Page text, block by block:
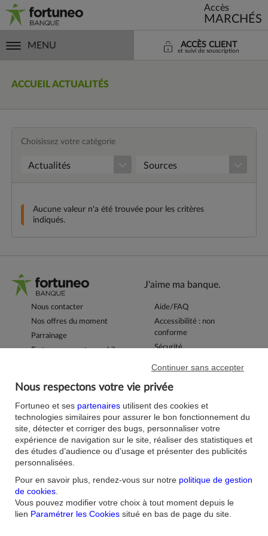
Accès
MARCHÉS
MENU ACCÈS CLIENT
et suivi de souscription
ACCUEIL ACTUALITÉS
Choisissez votre catégorie
Aucune valeur n'a été trouvée pour les critères
indiqués.
J'aime ma banque.
Nous contacter
Nos offres du moment
Parrainage
Fortuneo sur votre mobile
Blog
Recrutement
Conditions Générales
Glossaire -Banque au
quotidien
Aide/FAQ
Accessibilité : non
conforme
Sécurité
Mentions légales
Réglementations
Plan du site
Conditions Tarifaires
Politique de
Politique Cookies
Nous respectons votre vie privée
Fortuneo et ses partenaires utilisent des cookies et
technologies similaires pour assurer le bon fonctionnement du
site, détecter et corriger des bugs, personnaliser votre
expérience de navigation sur le site, réaliser des statistiques et
des études d’audience ou d’usage et présenter des publicités
personnalisées.
Pour en savoir plus, rendez-vous sur notre politique de gestion
de cookies
Vous pouvez modifier votre choix à tout moment depuis le
lien Paramétrer les Cookies situé en bas de page du site.
Continuer sans accepter